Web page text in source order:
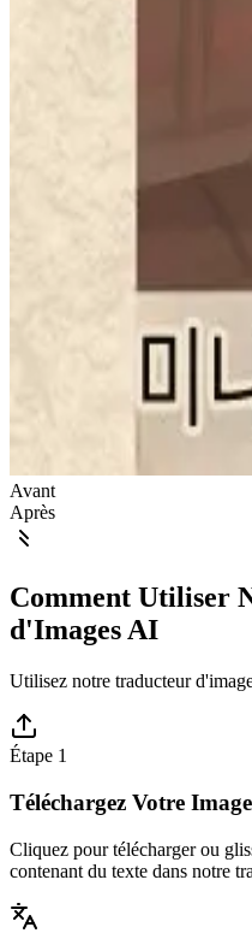
Avant
Après
Comment Utiliser
d'Images AI
Utilisez notre traducteur
Étape 1
Téléchargez Votre Image
Cliquez pour télécharger ou
contenant du texte dans notre